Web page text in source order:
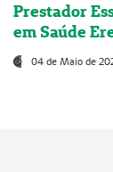
Prestador
em Saúde
04 de Maio de